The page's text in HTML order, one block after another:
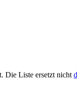
Die Liste ersetzt nicht